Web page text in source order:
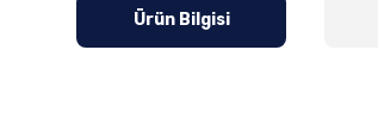
Ürün Bilgisi